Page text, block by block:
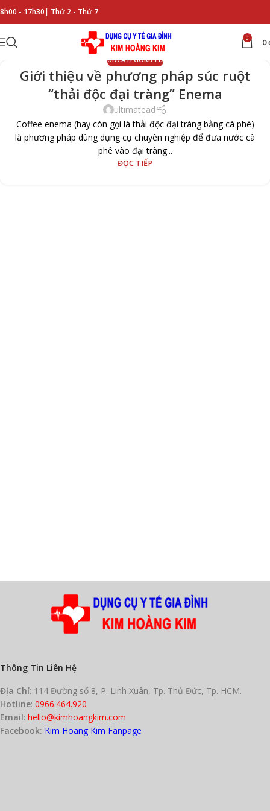
8h00 - 17h30| Thứ 2 - Thứ 7
0 0
UNCATEGORIZED
Giới thiệu về phương pháp súc ruột
“thải độc đại tràng” Enema
ultimatead
Coffee enema (hay còn gọi là thải độc đại tràng bằng cà phê)
là phương pháp dùng dụng cụ chuyên nghiệp để đưa nước cà
phê vào đại tràng...
ĐỌC TIẾP
Thông Tin Liên Hệ
Địa Chỉ: 114 Đường số 8, P. Linh Xuân, Tp. Thủ Đức, Tp. HCM.
Hotline: 0966.464.920
Email: hello@kimhoangkim.com
Facebook: Kim Hoang Kim Fanpage